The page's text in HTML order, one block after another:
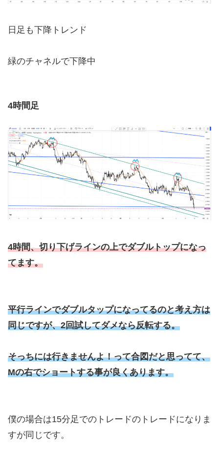
日足も下降トレンド
緑のチャネルで下降中
4時間足
4時間、切り下げラインの上でダブルトップになっ
てます。
平行ラインでダブルタップになってるのと考え方は
同じですが、2回試してダメなら反転する。
そっちには行きませんよ！って合図だと思ってて、
Mの右でショートする事が良くあります。
僕の場合は15分足でのトレードのトレードになりま
すが同じです。